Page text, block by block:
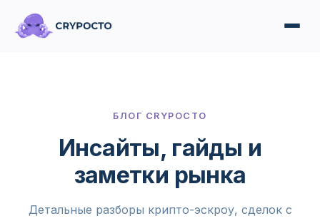
БЛОГ CRYPOCTO
Инсайты, гайды и
заметки рынка
Детальные разборы крипто-эскроу, сделок с